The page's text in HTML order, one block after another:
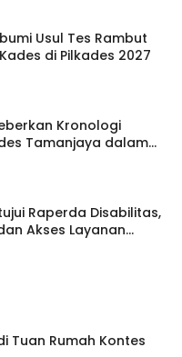
Usul Tes Rambut
di Pilkades 2027
Kronologi
Tamanjaya dalam
Raperda Disabilitas,
Akses Layanan
Tuan Rumah Kontes